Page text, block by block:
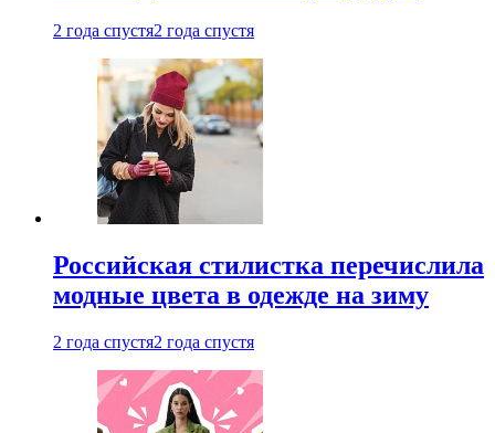
2 года спустя2 года спустя
Российская стилистка перечислила
модные цвета в одежде на зиму
2 года спустя2 года спустя